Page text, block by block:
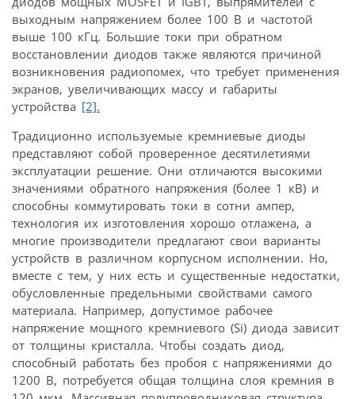
выходным напряжением более 100 В и частотой
выше 100 кГц. Большие токи при обратном
восстановлении диодов также являются причиной
возникновения радиопомех, что требует применения
экранов, увеличивающих массу и габариты
устройства [2].
Традиционно используемые кремниевые диоды
представляют собой проверенное десятилетиями
эксплуатации решение. Они отличаются высокими
значениями обратного напряжения (более 1 кВ) и
способны коммутировать токи в сотни ампер,
технология их изготовления хорошо отлажена, а
многие производители предлагают свои варианты
устройств в различном корпусном исполнении. Но,
вместе с тем, у них есть и существенные недостатки,
обусловленные предельными свойствами самого
материала. Например, допустимое рабочее
напряжение мощного кремниевого (Si) диода зависит
от толщины кристалла. Чтобы создать диод,
способный работать без пробоя с напряжениями до
1200 В, потребуется общая толщина слоя кремния в